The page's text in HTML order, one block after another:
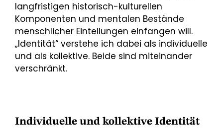
langfristigen historisch-kulturellen
Komponenten und mentalen Bestände
menschlicher Eintellungen einfangen will.
„Identität“ verstehe ich dabei als individuelle
und als kollektive. Beide sind miteinander
verschränkt.
Individuelle und kollektive Identität